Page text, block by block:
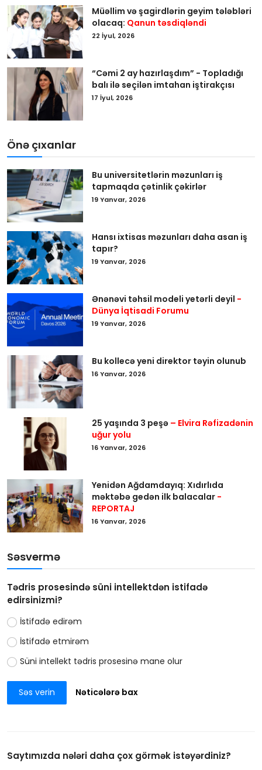
Müəllim və şagirdlərin geyim tələbləri
olacaq: Qanun təsdiqləndi
22 İyul, 2026
“Cəmi 2 ay hazırlaşdım” - Topladığı
balı ilə seçilən imtahan iştirakçısı
17 İyul, 2026
Önə çıxanlar
Bu universitetlərin məzunları iş
tapmaqda çətinlik çəkirlər
19 Yanvar, 2026
Hansı ixtisas məzunları daha asan iş
tapır?
19 Yanvar, 2026
Ənənəvi təhsil modeli yetərli deyil -
Dünya İqtisadi Forumu
19 Yanvar, 2026
Bu kollecə yeni direktor təyin olunub
16 Yanvar, 2026
25 yaşında 3 peşə – Elvira Rəfizadənin
uğur yolu
16 Yanvar, 2026
Yenidən Ağdamdayıq: Xıdırlıda
məktəbə gedən ilk balacalar -
REPORTAJ
16 Yanvar, 2026
Səsvermə
Tədris prosesində süni intellektdən istifadə
edirsinizmi?
İstifadə edirəm
İstifadə etmirəm
Süni intellekt tədris prosesinə mane olur
Səs verin Nəticələrə bax
Saytımızda nələri daha çox görmək istəyərdiniz?